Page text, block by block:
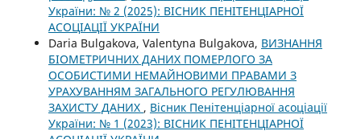
України: № 2 (2025): ВІСНИК ПЕНІТЕНЦІАРНОЇ
АСОЦІАЦІЇ УКРАЇНИ
Daria Bulgakova, Valentyna Bulgakova, ВИЗНАННЯ
БІОМЕТРИЧНИХ ДАНИХ ПОМЕРЛОГО ЗА
ОСОБИСТИМИ НЕМАЙНОВИМИ ПРАВАМИ З
УРАХУВАННЯМ ЗАГАЛЬНОГО РЕГУЛЮВАННЯ
ЗАХИСТУ ДАНИХ , Вісник Пенітенціарної асоціації
України: № 1 (2023): ВІСНИК ПЕНІТЕНЦІАРНОЇ